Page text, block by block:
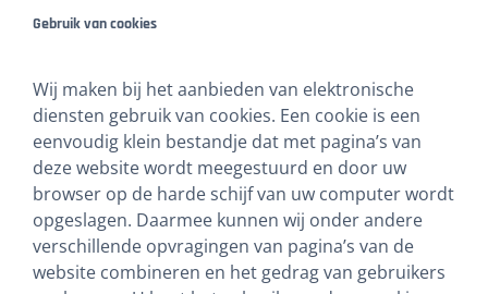
Gebruik van cookies
Wij maken bij het aanbieden van elektronische
diensten gebruik van cookies. Een cookie is een
eenvoudig klein bestandje dat met pagina’s van
deze website wordt meegestuurd en door uw
browser op de harde schijf van uw computer wordt
opgeslagen. Daarmee kunnen wij onder andere
verschillende opvragingen van pagina’s van de
website combineren en het gedrag van gebruikers